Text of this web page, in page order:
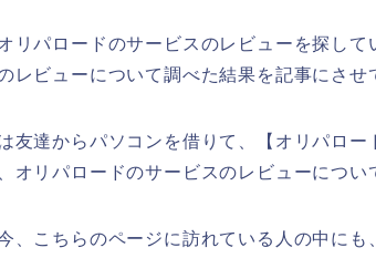
リパロードのサービスのレビューを探し
レビューについて調べた結果を記事にさせ
友達からパソコンを借りて、【オリパロ
オリパロードのサービスのレビューについ
、こちらのページに訪れている人の中にも